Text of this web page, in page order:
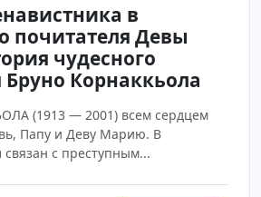
в
почитателя Девы
чудесного
Корнаккьола
(1913 — 2001) всем сердцем
Папу и Деву Марию. В
с преступным...